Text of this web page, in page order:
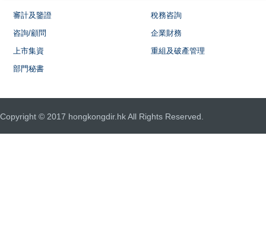
審計及鑒證
稅務咨詢
咨詢/顧問
企業財務
上市集資
重組及破產管理
部門秘書
Copyright © 2017 hongkongdir.hk All Rights Reserved.